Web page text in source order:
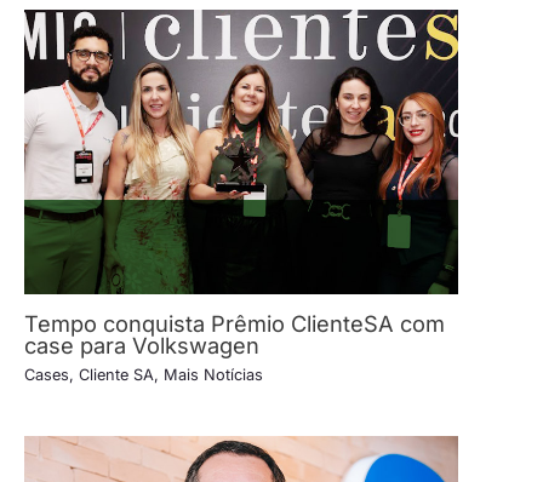
Tempo conquista Prêmio ClienteSA com
case para Volkswagen
Cases, Cliente SA, Mais Notícias